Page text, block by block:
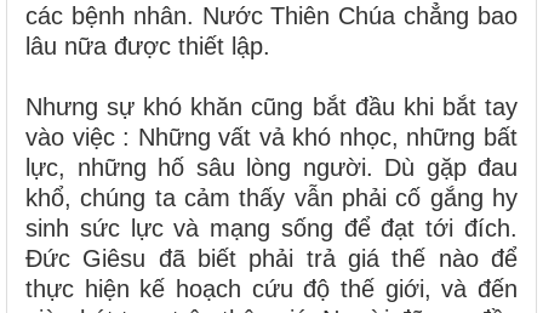
các bệnh nhân. Nước Thiên Chúa chẳng bao
lâu nữa được thiết lập.
Nhưng sự khó khăn cũng bắt đầu khi bắt tay
vào việc : Những vất vả khó nhọc, những bất
lực, những hố sâu lòng người. Dù gặp đau
khổ, chúng ta cảm thấy vẫn phải cố gắng hy
sinh sức lực và mạng sống để đạt tới đích.
Đức Giêsu đã biết phải trả giá thế nào để
thực hiện kế hoạch cứu độ thế giới, và đến